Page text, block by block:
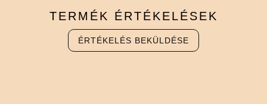
TERMÉK ÉRTÉKELÉSEK
ÉRTÉKELÉS BEKÜLDÉSE